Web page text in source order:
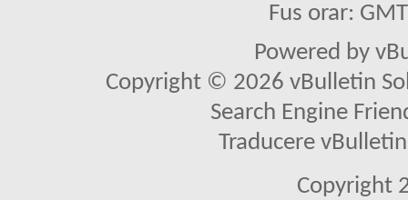
Fus orar:
Powered by
Copyright © 2026 vBulletin
Search Engine
Traducere
Copyright